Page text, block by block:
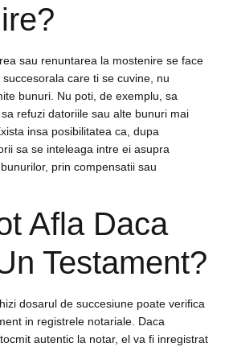
sau renuntarea la mostenire se face
care ti se cuvine, nu
bunuri. Nu poti, de exemplu, sa
refuzi datoriile sau alte bunuri mai
insa posibilitatea ca, dupa
sa se inteleaga intre ei asupra
prin compensatii sau
Afla Daca
Testament?
dosarul de succesiune poate verifica
in registrele notariale. Daca
autentic la notar, el va fi inregistrat